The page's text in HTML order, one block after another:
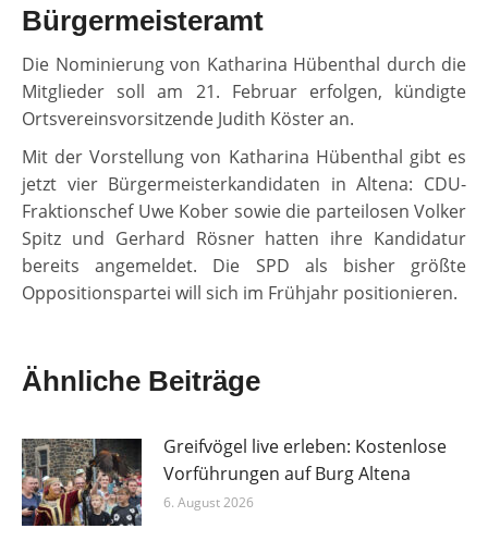
Bürgermeisteramt
Die Nominierung von Katharina Hübenthal durch die
Mitglieder soll am 21. Februar erfolgen, kündigte
Ortsvereinsvorsitzende Judith Köster an.
Mit der Vorstellung von Katharina Hübenthal gibt es
jetzt vier Bürgermeisterkandidaten in Altena: CDU-
Fraktionschef Uwe Kober sowie die parteilosen Volker
Spitz und Gerhard Rösner hatten ihre Kandidatur
bereits angemeldet. Die SPD als bisher größte
Oppositionspartei will sich im Frühjahr positionieren.
Ähnliche Beiträge
Greifvögel live erleben: Kostenlose
Vorführungen auf Burg Altena
6. August 2026